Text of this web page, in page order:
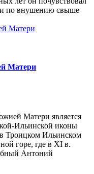
и по внушению свыше
Матери
Матери является
Ильинской иконы
Троицком Ильинском
горе, где в XI в.
Антоний